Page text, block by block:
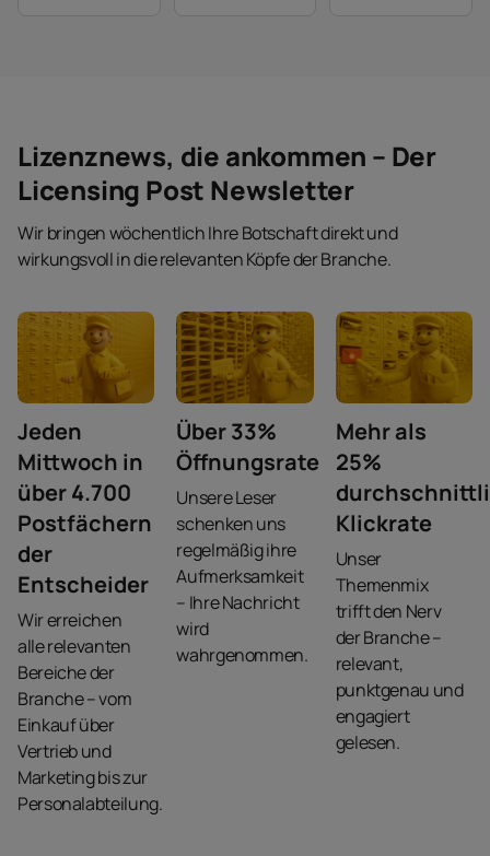
Lizenznews, die ankommen – Der
Licensing Post Newsletter
Wir bringen wöchentlich Ihre Botschaft direkt und
wirkungsvoll in die relevanten Köpfe der Branche.
Jeden
Mittwoch in
über 4.700
Postfächern
der
Entscheider
Wir erreichen
alle relevanten
Bereiche der
Branche – vom
Einkauf über
Vertrieb und
Marketing bis zur
Personalabteilung.
Über 33%
Öffnungsrate
Unsere Leser
schenken uns
regelmäßig ihre
Aufmerksamkeit
– Ihre Nachricht
wird
wahrgenommen.
Mehr als
25%
Klickrate
Unser
Themenmix
trifft den Nerv
der Branche –
relevant,
punktgenau und
engagiert
gelesen.